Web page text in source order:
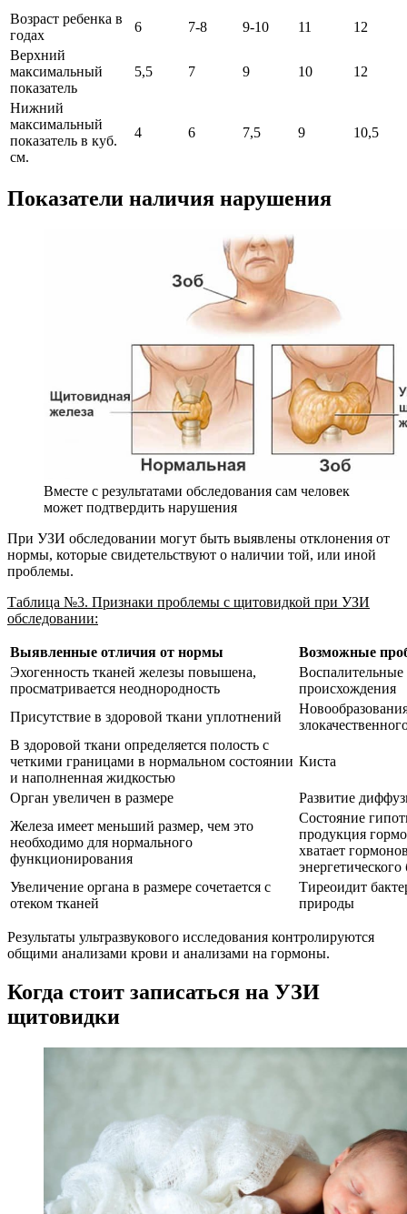
Возраст ребенка в
годах
6 7-8 9-10 11
12
Верхний
максимальный
показатель
5,5 7 9 10 12
Нижний
максимальный
показатель в куб.
см.
4 6 7,5 9 10,5
Показатели наличия нарушения
Вместе с результатами обследования сам человек
может подтвердить нарушения
При УЗИ обследовании могут быть выявлены отклонения от
нормы, которые свидетельствуют о наличии той, или иной
проблемы.
Таблица №3. Признаки проблемы с щитовидкой при УЗИ
обследовании:
Выявленные отличия от нормы
Возможные
Эхогенность тканей железы повышена,
просматривается неоднородность
Воспалительные
происхождения
Присутствие в здоровой ткани уплотнений
В здоровой ткани определяется полость с
четкими границами в нормальном состоянии
и наполненная жидкостью
Киста
Орган увеличен в размере
Развитие
Железа имеет меньший размер, чем это
необходимо для нормального
функционирования
Состояние
продукция
хватает
Увеличение органа в размере сочетается с
отеком тканей
Тиреоидит
природы
Результаты ультразвукового исследования контролируются
общими анализами крови и анализами на гормоны.
Когда стоит записаться на УЗИ
щитовидки